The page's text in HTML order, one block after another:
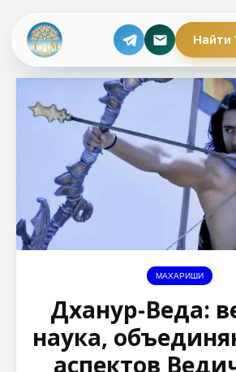
Найти
МАХАРИШИ
Дханур-Веда:
наука,
аспектов